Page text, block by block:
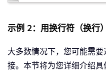
示例 2：用换行符（换行
大多数情况下，您可能需
接。本节将为您详细介绍具